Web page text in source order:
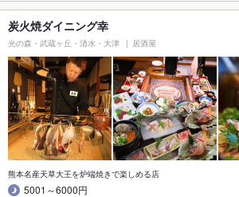
炭火焼ダイニング幸
光の森・武蔵ヶ丘・清水・大津 居酒屋
熊本名産天草大王を炉端焼きで楽しめる店
5001～6000円